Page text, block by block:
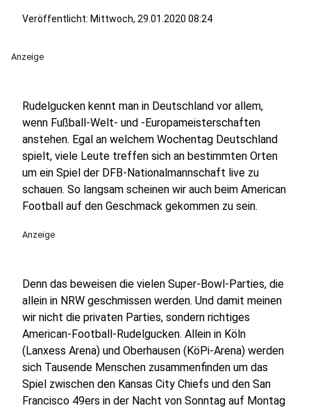
Veröffentlicht: Mittwoch, 29.01.2020 08:24
Anzeige
Rudelgucken kennt man in Deutschland vor allem,
wenn Fußball-Welt- und -Europameisterschaften
anstehen. Egal an welchem Wochentag Deutschland
spielt, viele Leute treffen sich an bestimmten Orten
um ein Spiel der DFB-Nationalmannschaft live zu
schauen. So langsam scheinen wir auch beim American
Football auf den Geschmack gekommen zu sein.
Anzeige
Denn das beweisen die vielen Super-Bowl-Parties, die
allein in NRW geschmissen werden. Und damit meinen
wir nicht die privaten Parties, sondern richtiges
American-Football-Rudelgucken. Allein in Köln
(Lanxess Arena) und Oberhausen (KöPi-Arena) werden
sich Tausende Menschen zusammenfinden um das
Spiel zwischen den Kansas City Chiefs und den San
Francisco 49ers in der Nacht von Sonntag auf Montag